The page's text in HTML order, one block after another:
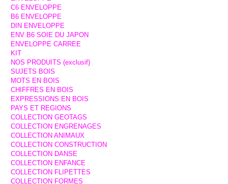
C6 ENVELOPPE
B6 ENVELOPPE
DIN ENVELOPPE
ENV B6 SOIE DU JAPON
ENVELOPPE CARREE
KIT
NOS PRODUITS (exclusif)
SUJETS BOIS
MOTS EN BOIS
CHIFFRES EN BOIS
EXPRESSIONS EN BOIS
PAYS ET REGIONS
COLLECTION GEOTAGS
COLLECTION ENGRENAGES
COLLECTION ANIMAUX
COLLECTION CONSTRUCTION
COLLECTION DANSE
COLLECTION ENFANCE
COLLECTION FLIPETTES
COLLECTION FORMES